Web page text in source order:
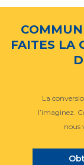
FAITES LA
La
l’imaginez.
nous